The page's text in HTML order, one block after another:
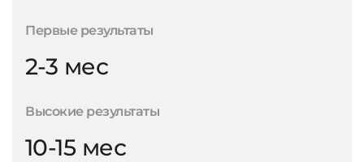
Первые результаты
2-3 мес
Высокие результаты
10-15 мес